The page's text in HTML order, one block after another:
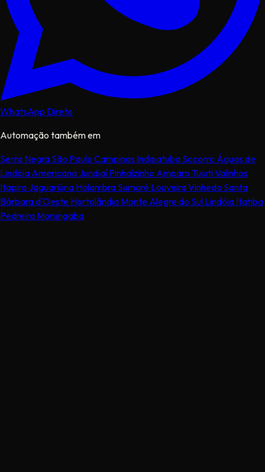
WhatsApp Direto
Automação também em
Serra Negra São Paulo Campinas Indaiatuba Socorro Águas de
Lindóia Americana Jundiaí Pinhalzinho Amparo TuiutiValinhos
Itapira Jaguariúna Holambra Sumaré LouveiraVinhedo Santa
Bárbara d'Oeste Hortolândia Monte Alegre do Sul Lindóia Itatiba
Pedreira Morungaba